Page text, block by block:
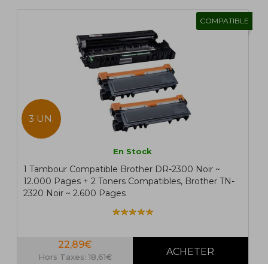
COMPATIBLE
3 UN.
En Stock
1 Tambour Compatible Brother DR-2300 Noir ~
12.000 Pages + 2 Toners Compatibles, Brother TN-
2320 Noir ~ 2.600 Pages
22,89€
Hors Taxes: 18,61€